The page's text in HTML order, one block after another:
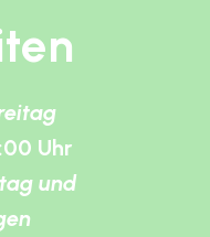
Uhr
und